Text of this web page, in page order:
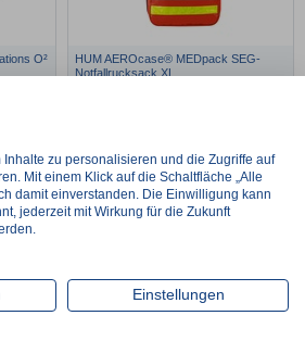
O²
HUM AEROcase® MEDpack SEG-
Notfallrucksack XL
zu personalisieren und die Zugriffe auf
Mit einem Klick auf die Schaltfläche „Alle
damit einverstanden. Die Einwilligung kann
jederzeit mit Wirkung für die Zukunft
Einstellungen